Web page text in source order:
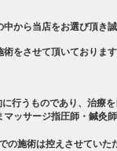
から当店をお選び頂き
をさせて頂いておりま
行うものであり、治療
マッサージ指圧師・鍼灸
の施術は控えさせていた